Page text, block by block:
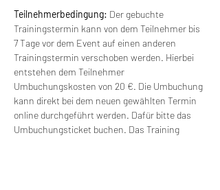
Teilnehmerbedingung: Der gebuchte
Trainingstermin kann von dem Teilnehmer bis
7 Tage vor dem Event auf einen anderen
Trainingstermin verschoben werden. Hierbei
entstehen dem Teilnehmer
Umbuchungskosten von 20 €. Die Umbuchung
kann direkt bei dem neuen gewählten Termin
online durchgeführt werden. Dafür bitte das
Umbuchungsticket buchen. Das Training